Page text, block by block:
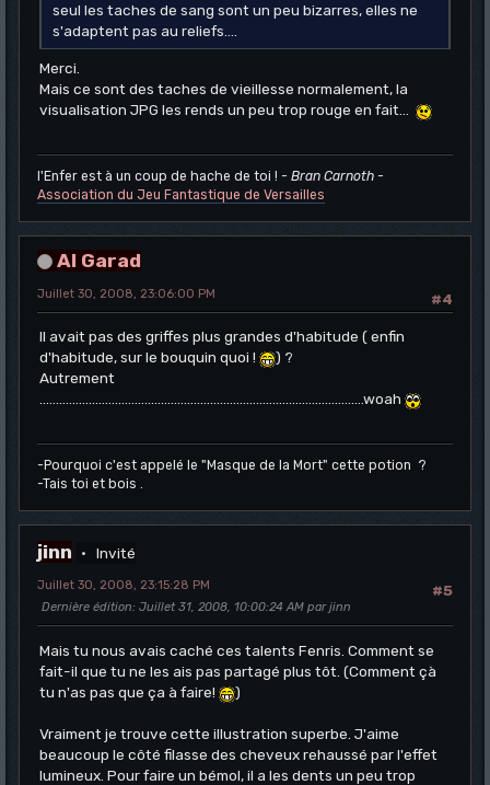
seul les taches de sang sont un peu bizarres, elles ne
s'adaptent pas au reliefs....
Merci.
Mais ce sont des taches de vieillesse normalement, la
visualisation JPG les rends un peu trop rouge en fait...
l'Enfer est à un coup de hache de toi ! - Bran Carnoth -
Association du Jeu Fantastique de Versailles
Al Garad
#4
Juillet 30, 2008, 23:06:00 PM
Il avait pas des griffes plus grandes d'habitude ( enfin
d'habitude, sur le bouquin quoi !
) ?
Autrement
...................................................................................................woah
-Pourquoi c'est appelé le "Masque de la Mort" cette potion ?
-Tais toi et bois .
jinn Invité
#5
Juillet 30, 2008, 23:15:28 PM
Dernière édition: Juillet 31, 2008, 10:00:24 AM par jinn
Mais tu nous avais caché ces talents Fenris. Comment se
fait-il que tu ne les ais pas partagé plus tôt. (Comment çà
tu n'as pas que ça à faire!
)
Vraiment je trouve cette illustration superbe. J'aime
beaucoup le côté filasse des cheveux rehaussé par l'effet
lumineux. Pour faire un bémol, il a les dents un peu trop